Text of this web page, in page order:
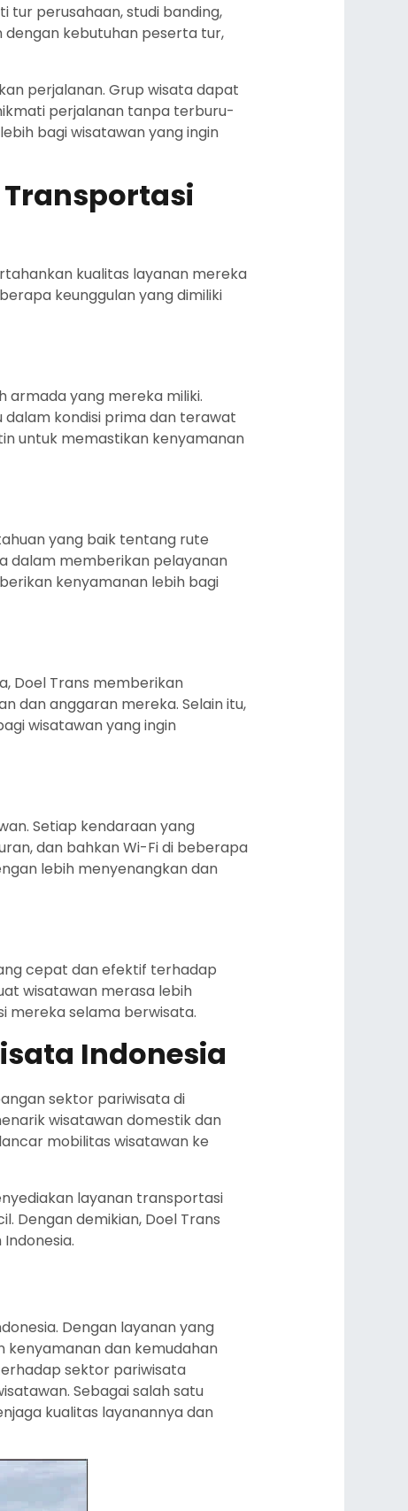
tur perusahaan, studi banding,
dengan kebutuhan peserta tur,
perjalanan. Grup wisata dapat
perjalanan tanpa terburu-
bagi wisatawan yang ingin
kualitas layanan mereka
keunggulan yang dimiliki
armada yang mereka miliki.
dalam kondisi prima dan terawat
untuk memastikan kenyamanan
yang baik tentang rute
dalam memberikan pelayanan
kenyamanan lebih bagi
Doel Trans memberikan
dan anggaran mereka. Selain itu,
wisatawan yang ingin
Setiap kendaraan yang
dan bahkan Wi-Fi di beberapa
lebih menyenangkan dan
cepat dan efektif terhadap
wisatawan merasa lebih
mereka selama berwisata.
Indonesia
sektor pariwisata di
wisatawan domestik dan
mobilitas wisatawan ke
layanan transportasi
Dengan demikian, Doel Trans
Dengan layanan yang
kenyamanan dan kemudahan
sektor pariwisata
Sebagai salah satu
kualitas layanannya dan